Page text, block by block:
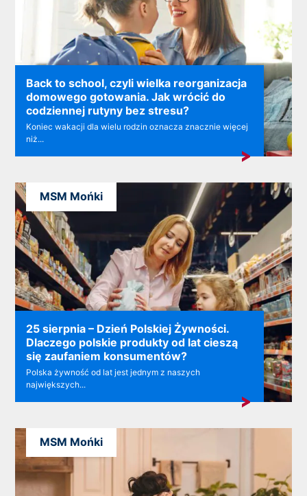
Back to school, czyli wielka reorganizacja
domowego gotowania. Jak wrócić do
codziennej rutyny bez stresu?
Koniec wakacji dla wielu rodzin oznacza znacznie więcej
niż...
25 sierpnia – Dzień Polskiej Żywności.
Dlaczego polskie produkty od lat cieszą
się zaufaniem konsumentów?
Polska żywność od lat jest jednym z naszych
największych...
MSM Mońki
MSM Mońki